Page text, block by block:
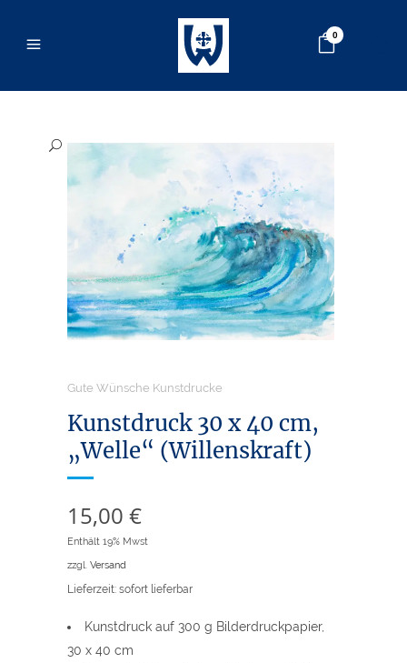
0
Gute Wünsche Kunstdrucke
Kunstdruck 30 x 40 cm,
„Welle“ (Willenskraft)
15,00 €
Enthält 19% Mwst
zzgl. Versand
Lieferzeit: sofort lieferbar
Kunstdruck auf 300 g Bilderdruckpapier,
30 x 40 cm